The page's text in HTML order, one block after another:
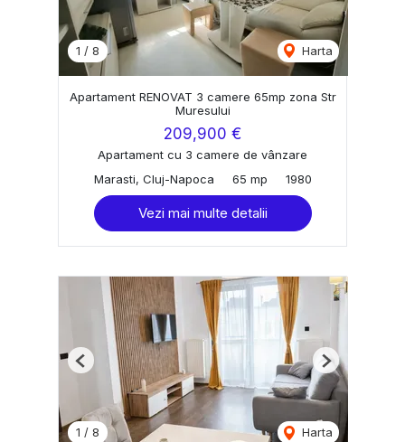
1 / 8 Harta
Apartament RENOVAT 3 camere 65mp zona Str
Muresului
209,900 €
Apartament cu 3 camere de vânzare
Marasti, Cluj-Napoca
65 mp 1980
Vezi mai multe detalii
1 / 8 Harta
Previous Next